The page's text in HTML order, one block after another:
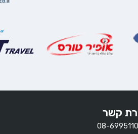
קשר
08-6995110